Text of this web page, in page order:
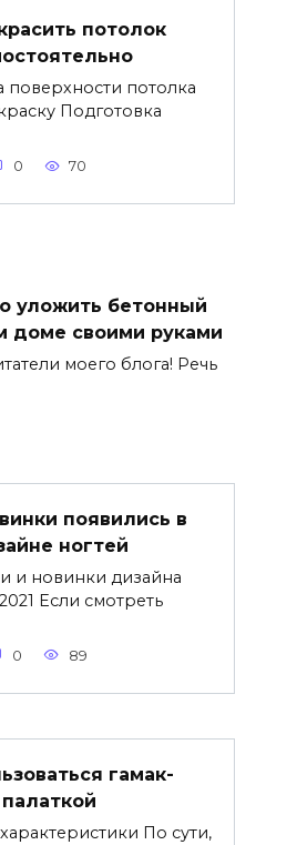
потолок
поверхности потолка
Подготовка
0 70
уложить бетонный
доме своими руками
моего блога! Речь
появились в
ногтей
и новинки дизайна
Если смотреть
0 89
гамак-
палаткой
По сути,